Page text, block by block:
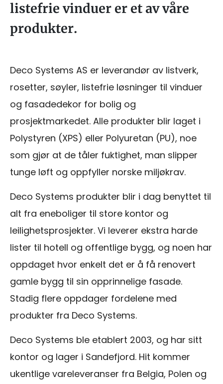
listefrie vinduer er et av våre
produkter.
Deco Systems AS er leverandør av listverk,
rosetter, søyler, listefrie løsninger til vinduer
og fasadedekor for bolig og
prosjektmarkedet. Alle produkter blir laget i
Polystyren (XPS) eller Polyuretan (PU), noe
som gjør at de tåler fuktighet, man slipper
tunge løft og oppfyller norske miljøkrav.
Deco Systems produkter blir i dag benyttet til
alt fra eneboliger til store kontor og
leilighetsprosjekter. Vi leverer ekstra harde
lister til hotell og offentlige bygg, og noen har
oppdaget hvor enkelt det er å få renovert
gamle bygg til sin opprinnelige fasade.
Stadig flere oppdager fordelene med
produkter fra Deco Systems.
Deco Systems ble etablert 2003, og har sitt
kontor og lager i Sandefjord. Hit kommer
ukentlige vareleveranser fra Belgia, Polen og